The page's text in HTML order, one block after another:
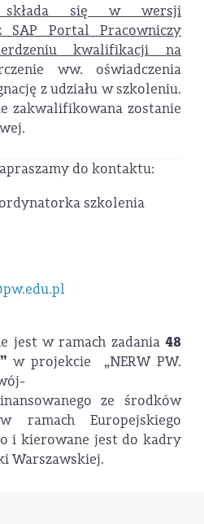
składa się w wersji
SAP Portal Pracowniczy
kwalifikacji na
ww. oświadczenia
z udziału w szkoleniu.
zakwalifikowana zostanie
do kontaktu:
szkolenia
jest w ramach zadania 48
w projekcie „NERW PW.
ze środków
ramach Europejskiego
i kierowane jest do kadry
Warszawskiej.